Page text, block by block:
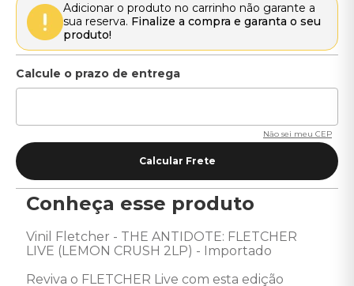
Adicionar o produto no carrinho não garante a
sua reserva. Finalize a compra e garanta o seu
produto!
Não sei meu CEP
Conheça esse produto
Vinil Fletcher - THE ANTIDOTE: FLETCHER
LIVE (LEMON CRUSH 2LP) - Importado
Reviva o FLETCHER Live com esta edição